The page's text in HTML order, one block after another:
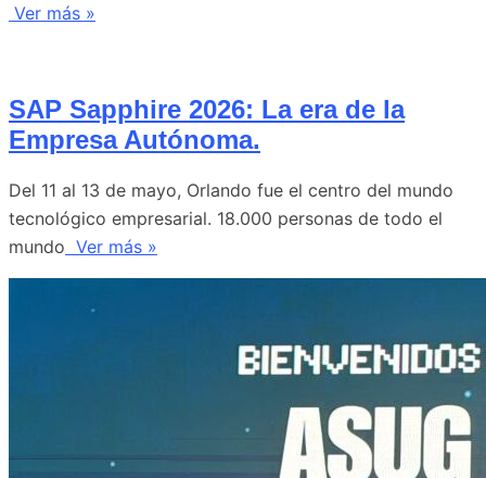
Ver más »
SAP Sapphire 2026: La era de la
Empresa Autónoma.
Del 11 al 13 de mayo, Orlando fue el centro del mundo
tecnológico empresarial. 18.000 personas de todo el
mundo Ver más »